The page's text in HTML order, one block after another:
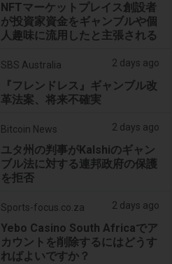
NFTマーケットプレイス創設者
が投資家資金をギャンブルや個
人趣味に流用したと主張される
SBS Australia 2 days ago
『フレンドレス』ギャンブル改
革法案、将来不確実
Bitcoin News 2 days ago
ユタ州の判事がKalshiのギャン
ブル法に対する連邦政府の保護
を拒否
Sports-focus.co.za 2 days ago
Yebo Casino South Africaでア
カウントを削除するにはどうす
ればよいですか？